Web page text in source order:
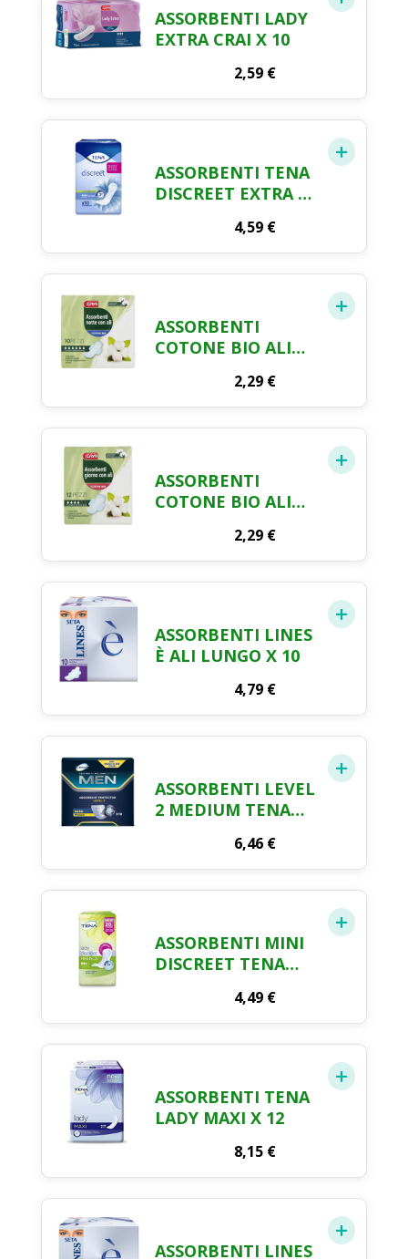
ASSORBENTI LADY
EXTRA CRAI X 10
2,59 €
ASSORBENTI TENA
DISCREET EXTRA X
4,59 €
ASSORBENTI
COTONE BIO ALI
2,29 €
ASSORBENTI
COTONE BIO ALI
2,29 €
ASSORBENTI LINES
È ALI LUNGO X 10
4,79 €
ASSORBENTI LEVEL
2 MEDIUM TENA
6,46 €
ASSORBENTI MINI
DISCREET TENA
4,49 €
ASSORBENTI TENA
LADY MAXI X 12
8,15 €
ASSORBENTI LINES